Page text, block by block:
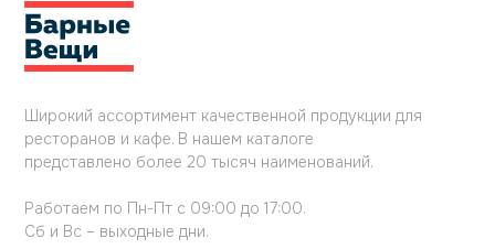
Широкий ассортимент качественной продукции для
ресторанов и кафе. В нашем каталоге
представлено более 20 тысяч наименований.
Работаем по Пн-Пт с 09:00 до 17:00.
Сб и Вс – выходные дни.